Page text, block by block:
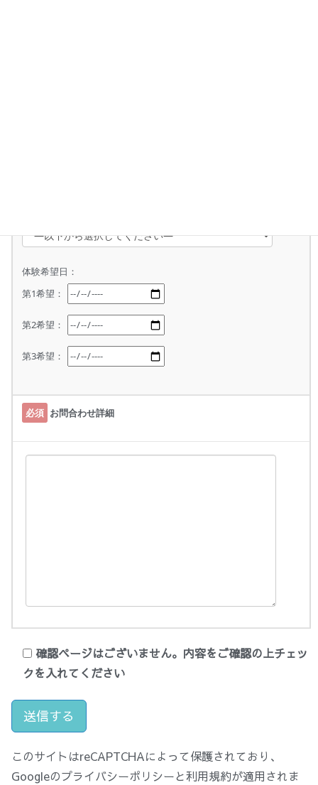
体験希望日：
第1希望：
第2希望：
第3希望：
必須 お問合わせ詳細
確認ページはございません。内容をご確認の上チェッ
クを入れてください
このサイトはreCAPTCHAによって保護されており、
Googleのプライバシーポリシーと利用規約が適用されま